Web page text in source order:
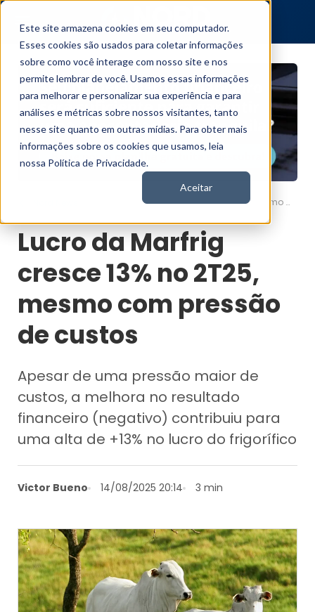
Este site armazena cookies em seu computador.
Esses cookies são usados para coletar informações
sobre como você interage com nosso site e nos
permite lembrar de você. Usamos essas informações
para melhorar e personalizar sua experiência e para
análises e métricas sobre nossos visitantes, tanto
nesse site quanto em outras mídias. Para obter mais
informações sobre os cookies que usamos, leia
nossa Política de Privacidade.
Aceitar
Lucro da Marfrig cresce 13% no 2T25, mesmo com pressão de custos
Lucro da Marfrig
cresce 13% no 2T25,
mesmo com pressão
de custos
Apesar de uma pressão maior de
custos, a melhora no resultado
financeiro (negativo) contribuiu para
uma alta de +13% no lucro do frigorífico
Victor Bueno 14/08/2025 20:14 3 min